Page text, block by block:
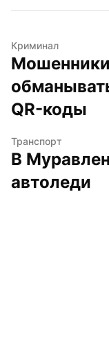
Криминал
QR-коды
Транспорт
В
автоледи